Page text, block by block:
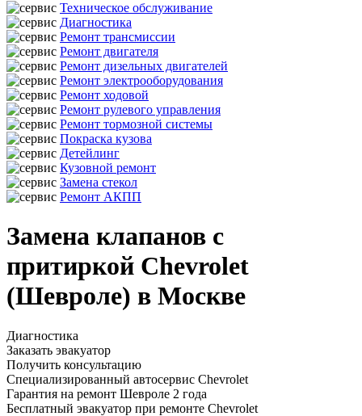
Техническое обслуживание
Диагностика
Ремонт трансмиссии
Ремонт двигателя
Ремонт дизельных двигателей
Ремонт электрооборудования
Ремонт ходовой
Ремонт рулевого управления
Ремонт тормозной системы
Покраска кузова
Детейлинг
Кузовной ремонт
Замена стекол
Ремонт АКПП
Замена клапанов с
притиркой Chevrolet
(Шевроле) в Москве
Диагностика
Заказать эвакуатор
Получить консультацию
Специализированный автосервис Chevrolet
Гарантия на ремонт Шевроле 2 года
Бесплатный эвакуатор при ремонте Chevrolet